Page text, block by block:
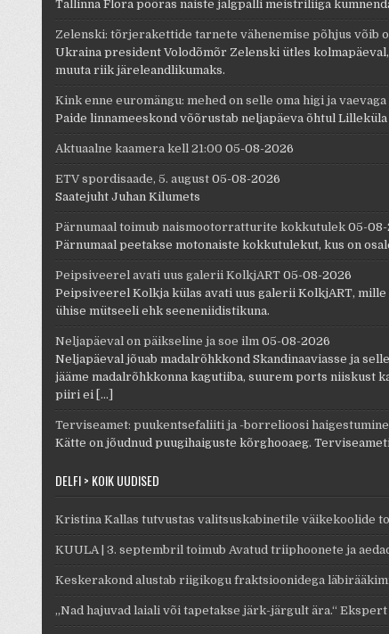
Tallinna Flora pööras naiste jalgpalli meistriliiga
Zelenski: tõrjerakettide tarnete vähenemise põhjus võib
Ukraina president Volodõmõr Zelenski ütles
muuta riik järeleandlikumaks.
Kink enne euromängu: mehed on selle oma higi ja
Paide linnameeskond võõrustab neljapäeva õhtul
Aktuaalne kaamera kell 21:00 05-08-2026
ETV spordisaade, 5. august 05-08-2026
Saatejuht Juhan Kilumets
Pärnumaal toimub naismootorratturite kokkutulek 05-08-
Pärnumaal peetakse motonaiste kokkutulekut, kus on
Peipsiveerel avati uus galerii KolkjART 05-08-2026
Peipsiveerel Kolkja külas avati uus galerii KolkjART,
ühise mütseeli ehk seeneniidistikuna.
Neljapäeval on päikseline ja soe ilm 05-08-2026
Neljapäeval jõuab madalrõhkkond Skandinaaviasse ja
jääme madalrõhkkonna kagutiiba, suurem ports niiskust
piiri ei […]
Terviseamet: puukentsefaliiti ja -borrelioosi
Kätte on jõudnud puugihaiguste kõrghooaeg.
DELFI > KÕIK UUDISED
Kristina Kallas tutvustas valitsuskabinetile väikekoolide
KUULA | 3. septembril toimub Avatud triiphoonete ja
Keskerakond alustab riigikogu fraktsioonidega
„Nad hajuvad laiali või tapetakse järk-järgult ära.“